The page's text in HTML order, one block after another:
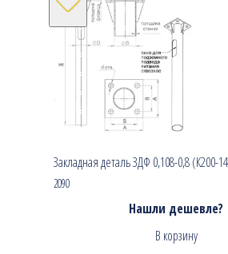
Закладная деталь ЗДФ 0,108-0,8 (К200-
2090
Нашли дешевле?
В корзину